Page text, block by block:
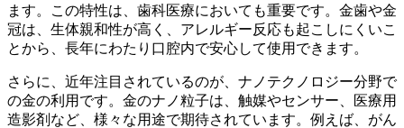
ます。この特性は、歯科医療においても重要です。金歯や金
冠は、 生体親和性が高く、アレルギー反応も起こしにくいこ
とから、長年にわたり口腔内で安心して使用できます。
さらに、近年注目されているのが、 ナノテクノロジー分野で
の金の利用です。金のナノ粒子は、 触媒やセンサー
医療用
造影剤 など、様々な用途で期待されています。例えば、がん